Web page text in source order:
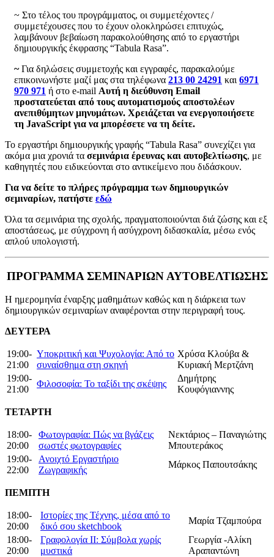
~ Στο τέλος του προγράμματος, οι συμμετέχοντες /
συμμετέχουσες που το έχουν ολοκληρώσει επιτυχώς,
λαμβάνουν βεβαίωση παρακολούθησης από το εργαστήρι
δημιουργικής έκφρασης “Tabula Rasa”.
~Για δηλώσεις συμμετοχής και εγγραφές, παρακαλούμε
επικοινωνήστε μαζί μας στα τηλέφωνα 213 00 24291 και 6971
970 971 ή στο e-mail Αυτή η διεύθυνση Email
προστατεύεται από τους αυτοματισμούς αποστολέων
ανεπιθύμητων μηνυμάτων. Χρειάζεται να ενεργοποιήσετε
τη JavaScript για να μπορέσετε να τη δείτε.
Το εργαστήρι δημιουργικής γραφής “Tabula Rasa” συνεχίζει για
ακόμα μια χρονιά τα σεμινάρια έρευνας και αυτοβελτίωσης, με
καθηγητές που ειδικεύονται στο αντικείμενο που διδάσκουν.
Για να δείτε το πλήρες πρόγραμμα των δημιουργικών
σεμιναρίων, πατήστε εδώ
Όλα τα σεμινάρια της σχολής, πραγματοποιούνται διά ζώσης και εξ
αποστάσεως, με σύγχρονη ή ασύγχρονη διδασκαλία, μέσω ενός
απλού υπολογιστή.
ΠΡΟΓΡΑΜΜΑ ΣΕΜΙΝΑΡΙΩΝ ΑΥΤΟΒΕΛΤΙΩΣΗΣ
Η ημερομηνία έναρξης μαθημάτων καθώς και η διάρκεια των
δημιουργικών σεμιναρίων αναφέρονται στην περιγραφή τους.
ΔΕΥΤΕΡΑ
19:00-
21:00
Υποκριτική και Ψυχολογία: Από το
συναίσθημα στη σκηνή
Χρύσα Κλούβα &
Κυριακή Μερτζάνη
19:00-
21:00
Φιλοσοφία: Το ταξίδι της σκέψης
Δημήτρης
Κουφόγιαννης
ΤΕΤΑΡΤΗ
18:00-
20:00
Φωτογραφία: Πώς να βγάζεις
σωστές φωτογραφίες
Νεκτάριος – Παναγιώτης
Μπουτεράκος
19:00-
22:00
Ανοιχτό Εργαστήριο
Ζωγραφικής
Μάρκος Παπουτσάκης
ΠΕΜΠΤΗ
18:00-
20:00
Ιστορίες της Τέχνης, μέσα από το
δικό σου sketchbook
Μαρία Τζαμπούρα
18:00-
20:00
Γραφολογία ΙΙ: Σύμβολα χωρίς
μυστικά
Γεωργία -Αλίκη
Αραπαντώνη